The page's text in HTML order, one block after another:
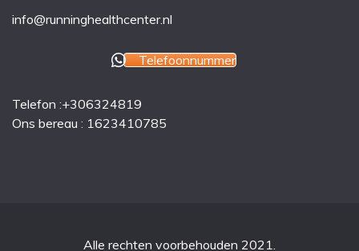
info@runninghealthcenter.nl
Telefoonnummer
Telefon :+306324819
Ons bereau : 1623410785
Alle rechten voorbehouden 2021.